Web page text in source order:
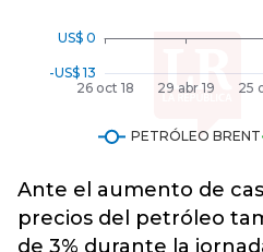
Ante el aumento de
precios del petróleo
de 3% durante la